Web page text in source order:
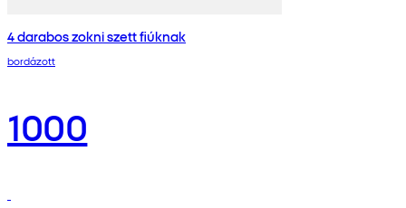
4 darabos zokni szett fiúknak
bordázott
1000